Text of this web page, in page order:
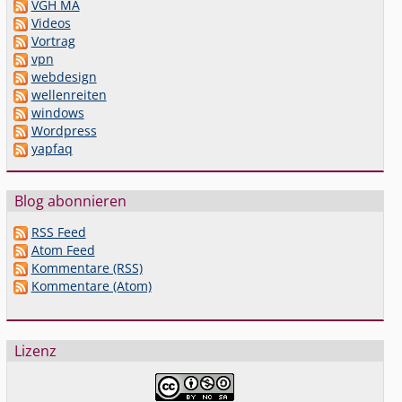
VGH MA
Videos
Vortrag
vpn
webdesign
wellenreiten
windows
Wordpress
yapfaq
Blog abonnieren
RSS Feed
Atom Feed
Kommentare (RSS)
Kommentare (Atom)
Lizenz